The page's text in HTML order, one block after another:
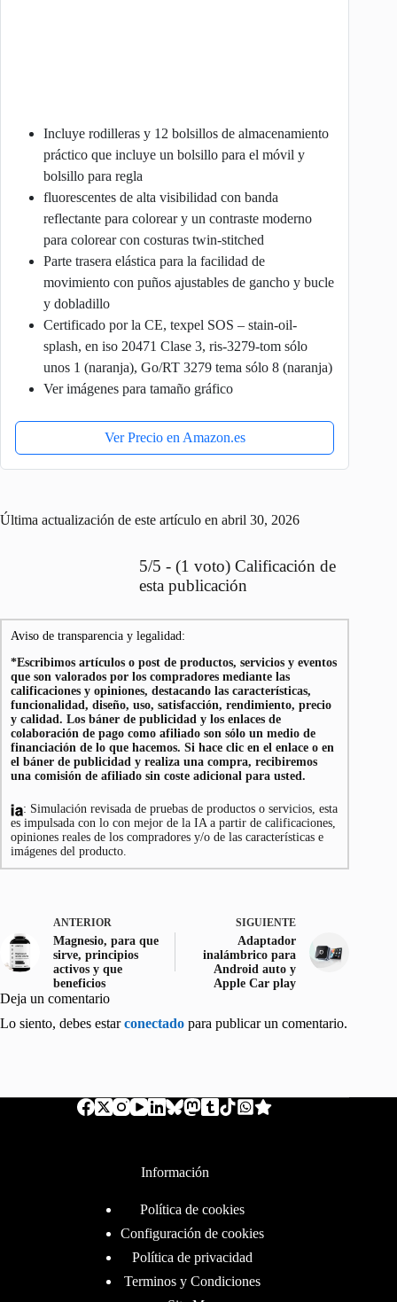
Incluye rodilleras y 12 bolsillos de almacenamiento
práctico que incluye un bolsillo para el móvil y
bolsillo para regla
fluorescentes de alta visibilidad con banda
reflectante para colorear y un contraste moderno
para colorear con costuras twin-stitched
Parte trasera elástica para la facilidad de
movimiento con puños ajustables de gancho y bucle
y dobladillo
Certificado por la CE, texpel SOS – stain-oil-
splash, en iso 20471 Clase 3, ris-3279-tom sólo
unos 1 (naranja), Go/RT 3279 tema sólo 8 (naranja)
Ver imágenes para tamaño gráfico
Ver Precio en Amazon.es
Última actualización de este artículo en abril 30, 2026
5/5 - (1 voto) Calificación de
esta publicación
Aviso de transparencia y legalidad:
*Escribimos artículos o post de productos, servicios y eventos
que son valorados por los compradores mediante las
calificaciones y opiniones, destacando las características,
funcionalidad, diseño, uso, satisfacción, rendimiento, precio
y calidad. Los báner de publicidad y los enlaces de
colaboración de pago como afiliado son sólo un medio de
financiación de lo que hacemos. Si hace clic en el enlace o en
el báner de publicidad y realiza una compra, recibiremos
una comisión de afiliado sin coste adicional para usted.
: Simulación revisada de pruebas de productos o servicios, esta
es impulsada con lo con mejor de la IA a partir de calificaciones,
opiniones reales de los compradores y/o de las características e
imágenes del producto.
ANTERIOR
Magnesio, para que
sirve, principios
activos y que
beneficios
SIGUIENTE
Adaptador
inalámbrico para
Android auto y
Apple Car play
Deja un comentario
Lo siento, debes estarconectado para publicar un comentario.
Información
Política de cookies
Configuración de cookies
Política de privacidad
Terminos y Condiciones